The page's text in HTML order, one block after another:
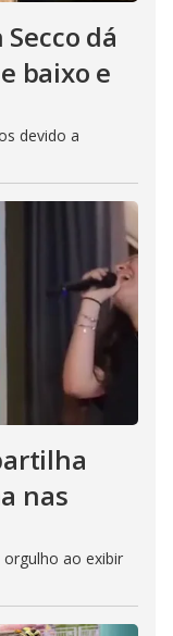
dá
baixo e
devido a
nas
ao exibir